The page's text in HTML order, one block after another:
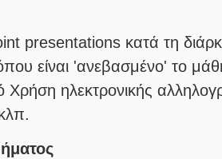
presentations κατά τη
είναι 'ανεβασμένο' το
Χρήση ηλεκτρονικής